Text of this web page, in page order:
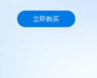
立即购买